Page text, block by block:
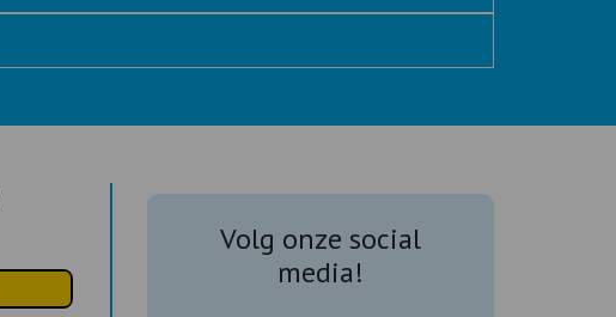
Volg onze social
media!